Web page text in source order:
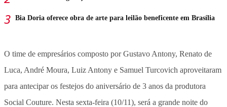
Bia Doria oferece obra de arte para leilão beneficente em Brasília
O time de empresários composto por Gustavo Antony, Renato de
Luca, André Moura, Luiz Antony e Samuel Turcovich aproveitaram
para antecipar os festejos do aniversário de 3 anos da produtora
Social Couture. Nesta sexta-feira (10/11), será a grande noite do